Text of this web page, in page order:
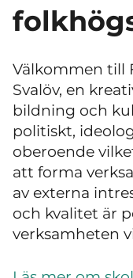
Välkommen till
Svalöv, en
bildning och
politiskt,
oberoende
att forma
av externa
och kvalitet är
verksamheten